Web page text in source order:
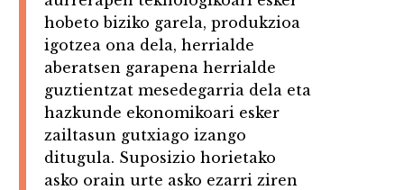
hobeto biziko garela, produkzioa
igotzea ona dela, herrialde
aberatsen garapena herrialde
guztientzat mesedegarria dela eta
hazkunde ekonomikoari esker
zailtasun gutxiago izango
ditugula. Suposizio horietako
asko orain urte asko ezarri ziren